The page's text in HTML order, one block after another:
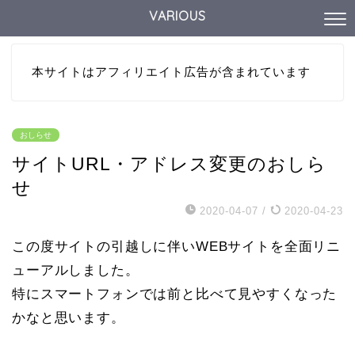
VARIOUS
本サイトはアフィリエイト広告が含まれています
おしらせ
サイトURL・アドレス変更のおしら
せ
2020-04-07 / 2020-04-23
この度サイトの引越しに伴いWEBサイトを全面リニ
ューアルしました。
特にスマートフォンでは前と比べて見やすくなった
かなと思います。